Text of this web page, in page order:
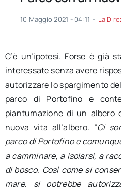
10 Maggio 2021 - 04:11 - La
C’è un’ipotesi. Forse è già
interessate senza avere
autorizzare lo spargimento
parco di Portofino e
piantumazione di un albero
nuova vita all’albero. “Ci
parco di Portofino e
a camminare, a isolarsi, a
di bosco. Così come si
mare, si potrebbe